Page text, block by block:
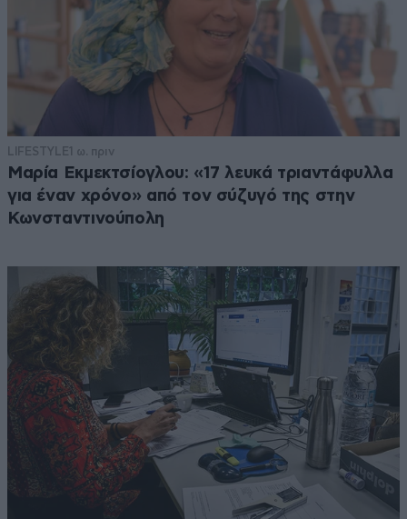
LIFESTYLE1 ω. πριν
Μαρία Εκμεκτσίογλου: «17 λευκά τριαντάφυλλα
για έναν χρόνο» από τον σύζυγό της στην
Κωνσταντινούπολη